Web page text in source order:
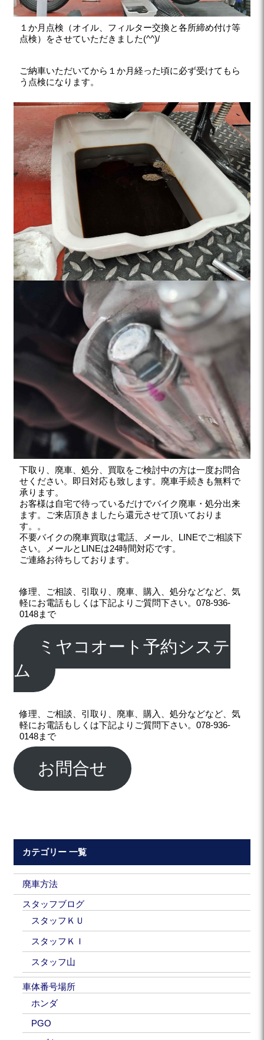
１か月点検（オイル、フィルター交換と各所締め付け等
点検）をさせていただきました(^^)/
ご納車いただいてから１か月経った頃に必ず受けてもら
う点検になります。
下取り、廃車、処分、買取をご検討中の方は一度お問合
せください。即日対応も致します。廃車手続きも無料で
承ります。
お客様は自宅で待っているだけでバイク廃車・処分出来
ます。ご来店頂きましたら還元させて頂いておりま
す。。
不要バイクの廃車買取は電話、メール、LINEでご相談下
さい。メールとLINEは24時間対応です。
ご連絡お待ちしております。
修理、ご相談、引取り、廃車、購入、処分などなど、気
軽にお電話もしくは下記よりご質問下さい。078-936-
0148まで
ミヤコオート予約システ
ム
修理、ご相談、引取り、廃車、購入、処分などなど、気
軽にお電話もしくは下記よりご質問下さい。078-936-
0148まで
お問合せ
カテゴリー 一覧
廃車方法
スタッフブログ
スタッフＫＵ
スタッフＫＩ
スタッフ山
車体番号場所
ホンダ
PGO